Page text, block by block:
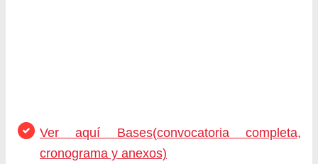
Ver aquí Bases(convocatoria completa,
cronograma y anexos)